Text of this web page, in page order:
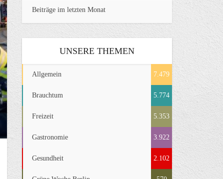
Beiträge im letzten Monat
UNSERE THEMEN
Allgemein 7.479
Brauchtum 5.774
Freizeit 5.353
Gastronomie 3.922
Gesundheit 2.102